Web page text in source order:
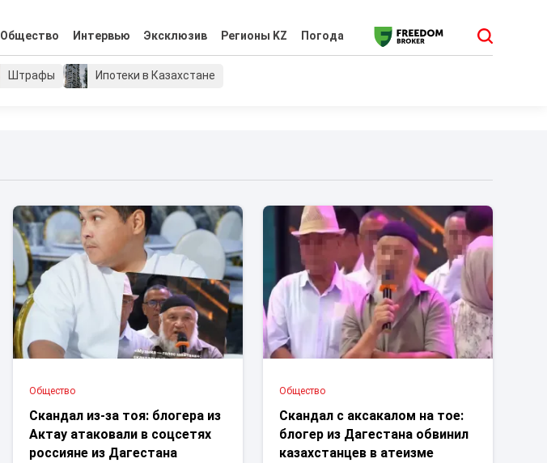
Общество Интервью Эксклюзив Регионы KZ Погода
Штрафы Ипотеки в Казахстане
Общество
Скандал из-за тоя: блогера из
Актау атаковали в соцсетях
россияне из Дагестана
Общество
Скандал с аксакалом на тое:
блогер из Дагестана обвинил
казахстанцев в атеизме